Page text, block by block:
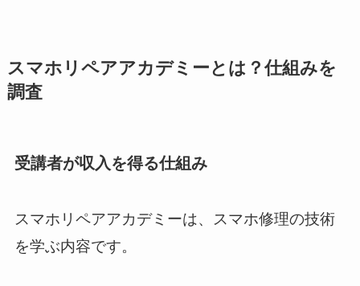
スマホリペアアカデミーとは？仕組みを
調査
受講者が収入を得る仕組み
スマホリペアアカデミーは、スマホ修理の技術
を学ぶ内容です。